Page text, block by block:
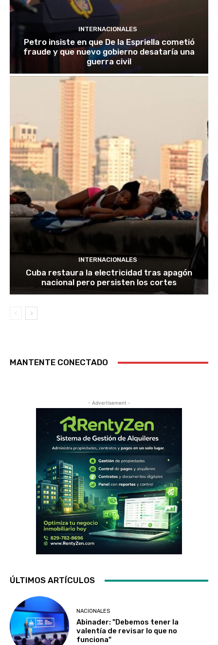
INTERNACIONALES
Petro insiste en que De la Espriella cometió
fraude y que nuevo gobierno desataría una
guerra civil
INTERNACIONALES
Cuba restaura la electricidad tras apagón
nacional pero persisten los cortes
MANTENTE CONECTADO
- Advertisement -
ÚLTIMOS ARTÍCULOS
NACIONALES
Abinader: "Debemos tener la
valentía de revisar lo que no
funciona"